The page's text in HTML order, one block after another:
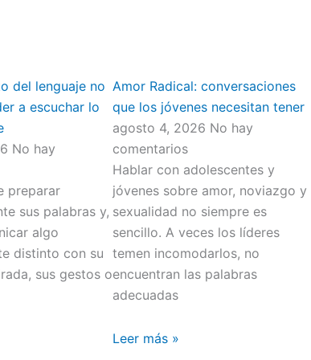
del lenguaje no
a escuchar lo
No hay
preparar
sus palabras y,
algo
distinto con su
sus gestos o
Amor Radical: conversaciones
que los jóvenes necesitan tener
agosto 4, 2026 No hay
comentarios
Hablar con adolescentes y
jóvenes sobre amor, noviazgo y
sexualidad no siempre es
sencillo. A veces los líderes
temen incomodarlos, no
encuentran las palabras
adecuadas
Leer más »